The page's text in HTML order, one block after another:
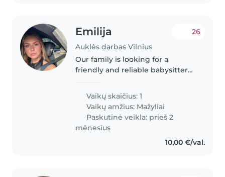
Emilija
Auklės darbas Vilnius
26
Our family is looking for a
friendly and reliable babysitter
intelligent 20 month-old toddler.
We need someone who is
comfortable with cooking and
helping..
Vaikų skaičius: 1
Vaikų amžius: Mažyliai
Paskutinė veikla: prieš 2
mėnesius
10,00 €/val.